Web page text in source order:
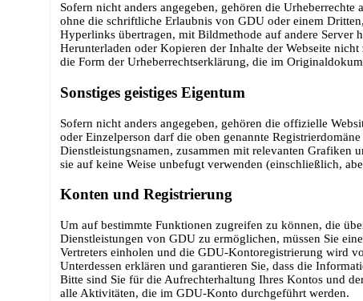
Sofern nicht anders angegeben, gehören die
ohne die schriftliche Erlaubnis von GDU oder einem
Hyperlinks übertragen, mit Bildmethode auf andere Server
Herunterladen oder Kopieren der Inhalte der Webseite
die Form der Urheberrechtserklärung, die im
Sonstiges geistiges Eigentum
Sofern nicht anders angegeben, gehören die offizielle
oder Einzelperson darf die oben genannte
Dienstleistungsnamen, zusammen mit relevanten
sie auf keine Weise unbefugt verwenden (einschließlich,
Konten und Registrierung
Um auf bestimmte Funktionen zugreifen zu können, die
Dienstleistungen von GDU zu ermöglichen, müssen Sie
Vertreters einholen und die GDU-Kontoregistrierung wird
Unterdessen erklären und garantieren Sie, dass die
Bitte sind Sie für die Aufrechterhaltung Ihres Kontos und
alle Aktivitäten, die im GDU-Konto durchgeführt werden.